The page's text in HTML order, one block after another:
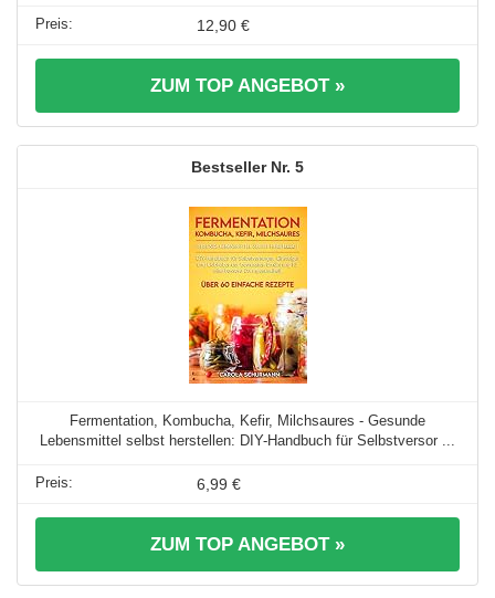
12,90 €
ZUM TOP ANGEBOT »
5
Fermentation, Kombucha, Kefir, Milchsaures - Gesunde
Lebensmittel selbst herstellen: DIY-Handbuch für Selbstversor ...
6,99 €
ZUM TOP ANGEBOT »